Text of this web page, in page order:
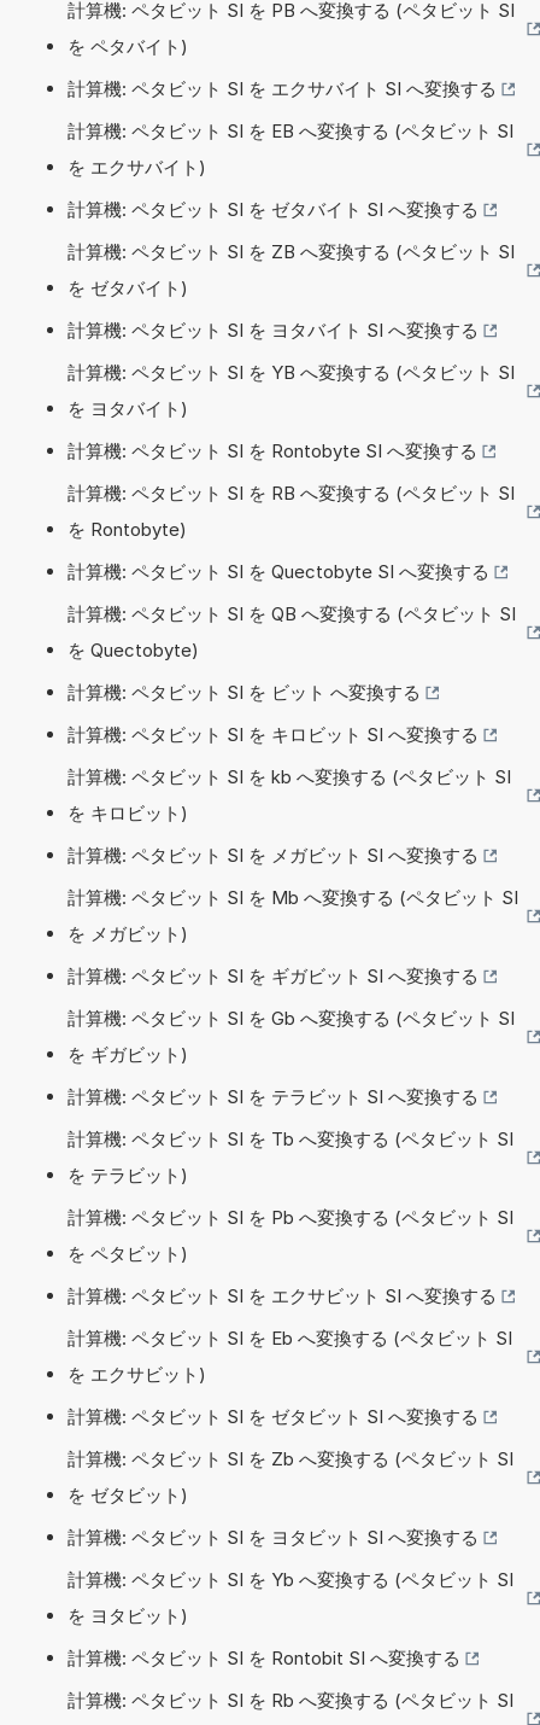
計算機: ペタビット SI を PB へ変換する (ペタビット SI
を ペタバイト)
計算機: ペタビット SI を エクサバイト SI へ変換する
計算機: ペタビット SI を EB へ変換する (ペタビット SI
を エクサバイト)
計算機: ペタビット SI を ゼタバイト SI へ変換する
計算機: ペタビット SI を ZB へ変換する (ペタビット SI
を ゼタバイト)
計算機: ペタビット SI を ヨタバイト SI へ変換する
計算機: ペタビット SI を YB へ変換する (ペタビット SI
を ヨタバイト)
計算機: ペタビット SI を Rontobyte SI へ変換する
計算機: ペタビット SI を RB へ変換する (ペタビット SI
を Rontobyte)
計算機: ペタビット SI を Quectobyte SI へ変換する
計算機: ペタビット SI を QB へ変換する (ペタビット SI
を Quectobyte)
計算機: ペタビット SI を ビット へ変換する
計算機: ペタビット SI を キロビット SI へ変換する
計算機: ペタビット SI を kb へ変換する (ペタビット SI
を キロビット)
計算機: ペタビット SI を メガビット SI へ変換する
計算機: ペタビット SI を Mb へ変換する (ペタビット SI
を メガビット)
計算機: ペタビット SI を ギガビット SI へ変換する
計算機: ペタビット SI を Gb へ変換する (ペタビット SI
を ギガビット)
計算機: ペタビット SI を テラビット SI へ変換する
計算機: ペタビット SI を Tb へ変換する (ペタビット SI
を テラビット)
計算機: ペタビット SI を Pb へ変換する (ペタビット SI
を ペタビット)
計算機: ペタビット SI を エクサビット SI へ変換する
計算機: ペタビット SI を Eb へ変換する (ペタビット SI
を エクサビット)
計算機: ペタビット SI を ゼタビット SI へ変換する
計算機: ペタビット SI を Zb へ変換する (ペタビット SI
を ゼタビット)
計算機: ペタビット SI を ヨタビット SI へ変換する
計算機: ペタビット SI を Yb へ変換する (ペタビット SI
を ヨタビット)
計算機: ペタビット SI を Rontobit SI へ変換する
計算機: ペタビット SI を Rb へ変換する (ペタビット SI